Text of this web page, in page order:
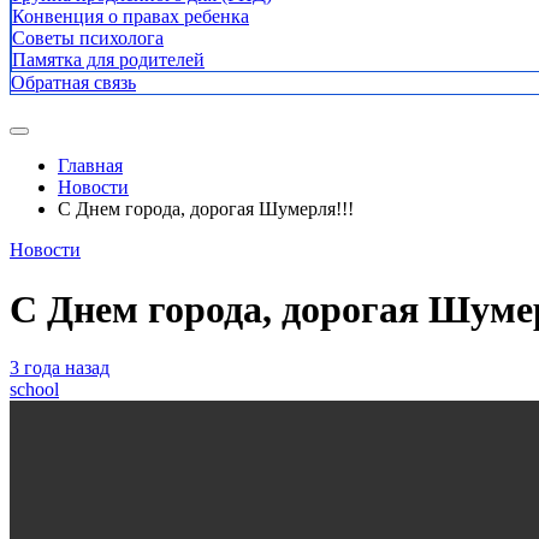
Конвенция о правах ребенка
Советы психолога
Памятка для родителей
Обратная связь
Главная
Новости
С Днем города, дорогая Шумерля!!!
Новости
С Днем города, дорогая
3 года назад
school